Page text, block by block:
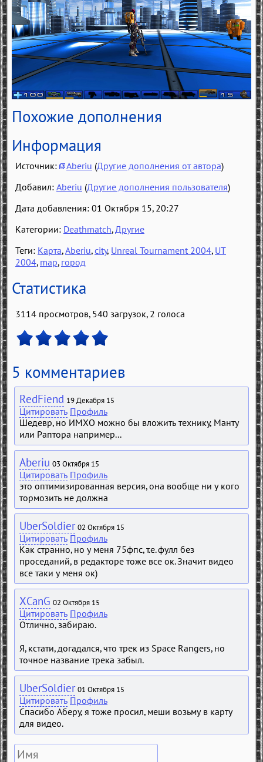
Похожие дополнения
Информация
Источник: Aberiu (Другие дополнения от автора)
Добавил: Aberiu (Другие дополнения пользователя)
Дата добавления: 01 Октября 15, 20:27
Категории: Deathmatch, Другие
Теги: Карта,Aberiu,city, Unreal Tournament 2004, UT
2004, map, город
Статистика
3114 просмотров, 540 загрузок, 2 голоса
5 комментариев
RedFiend 19 Декабря 15
Цитировать Профиль
Шедевр, но ИМХО можно бы вложить технику, Манту
или Раптора например...
Aberiu 03 Октября 15
Цитировать Профиль
это оптимизированная версия, она вообще ни у кого
тормозить не должна
UberSoldier 02 Октября 15
Цитировать Профиль
Как странно, но у меня 75фпс, т.е. фулл без
проседаний, в редакторе тоже все ок. Значит видео
все таки у меня ок)
XCanG 02 Октября 15
Цитировать Профиль
Отлично, забираю.
Я, кстати, догадался, что трек из Space Rangers, но
точное название трека забыл.
UberSoldier 01 Октября 15
Цитировать Профиль
Спасибо Аберу, я тоже просил, меши возьму в карту
для видео.